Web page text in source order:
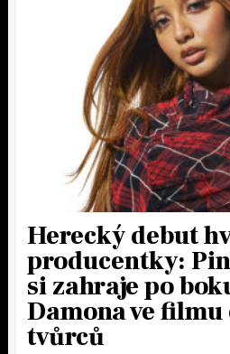
Herecký debut
producentky:
si zahraje po
Damona ve
tvůrců